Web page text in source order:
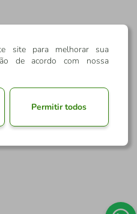
site para melhorar sua
de acordo com nossa
Permitir todos